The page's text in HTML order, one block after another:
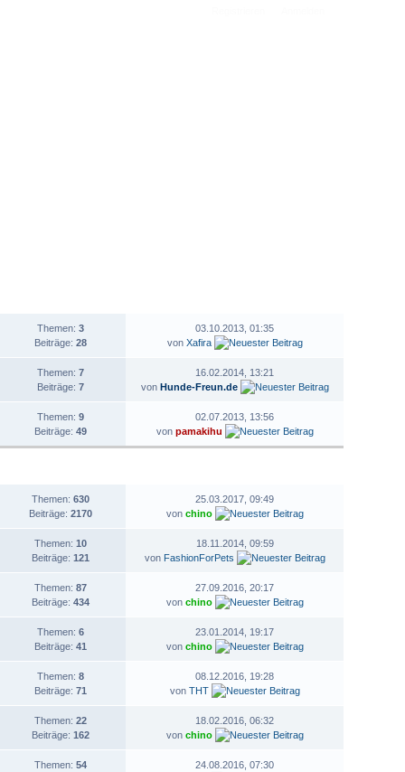
Themen: 3
Beiträge: 28
03.10.2013, 01:35
von Xafira
Themen: 7
Beiträge: 7
16.02.2014, 13:21
von Hunde-Freun.de
Themen: 9
Beiträge: 49
02.07.2013, 13:56
von pamakihu
Themen: 630
Beiträge: 2170
25.03.2017, 09:49
von chino
Themen: 10
Beiträge: 121
18.11.2014, 09:59
von FashionForPets
Themen: 87
Beiträge: 434
27.09.2016, 20:17
von chino
Themen: 6
Beiträge: 41
23.01.2014, 19:17
von chino
Themen: 8
Beiträge: 71
08.12.2016, 19:28
von THT
Themen: 22
Beiträge: 162
18.02.2016, 06:32
von chino
Themen: 54
24.08.2016, 07:30